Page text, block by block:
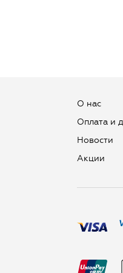
О нас
Оплата и
Новости
Aкции